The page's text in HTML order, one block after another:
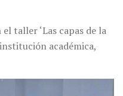
taller ‘Las capas de la
académica,